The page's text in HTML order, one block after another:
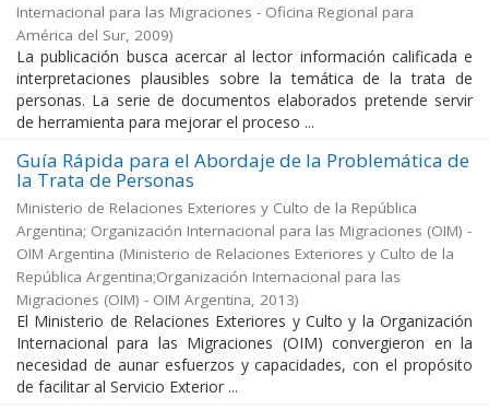
Internacional para las Migraciones - Oficina Regional para
América del Sur, 2009)
La publicación busca acercar al lector información calificada e
interpretaciones plausibles sobre la temática de la trata de
personas. La serie de documentos elaborados pretende servir
de herramienta para mejorar el proceso ...
Guía Rápida para el Abordaje de la Problemática de
la Trata de Personas
Ministerio de Relaciones Exteriores y Culto de la República
Argentina; Organización Internacional para las Migraciones (OIM) -
OIM Argentina (Ministerio de Relaciones Exteriores y Culto de la
República Argentina;Organización Internacional para las
Migraciones (OIM) - OIM Argentina, 2013)
El Ministerio de Relaciones Exteriores y Culto y la Organización
Internacional para las Migraciones (OIM) convergieron en la
necesidad de aunar esfuerzos y capacidades, con el propósito
de facilitar al Servicio Exterior ...